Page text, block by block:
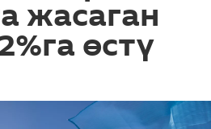
жасаган
өстү